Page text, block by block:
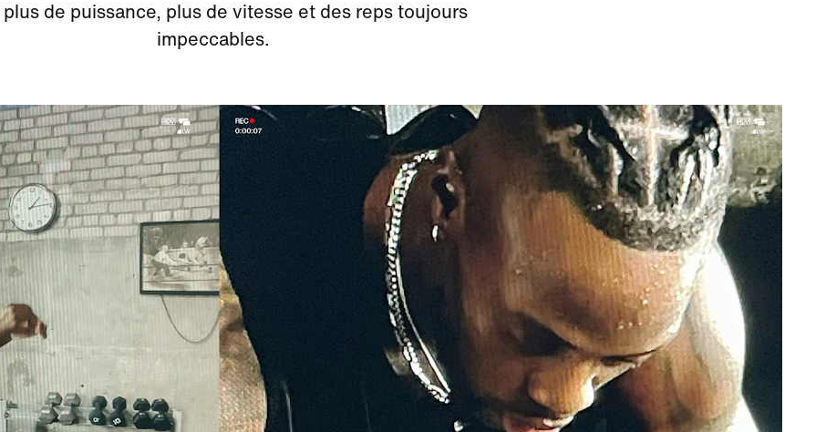
plus de puissance, plus de vitesse et des reps toujours
impeccables.